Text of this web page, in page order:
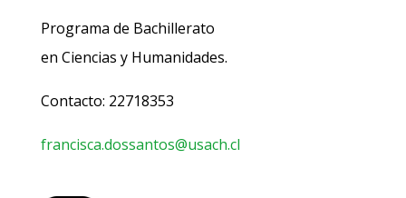
Programa de Bachillerato
en Ciencias y Humanidades.
Contacto: 22718353
francisca.dossantos@usach.cl